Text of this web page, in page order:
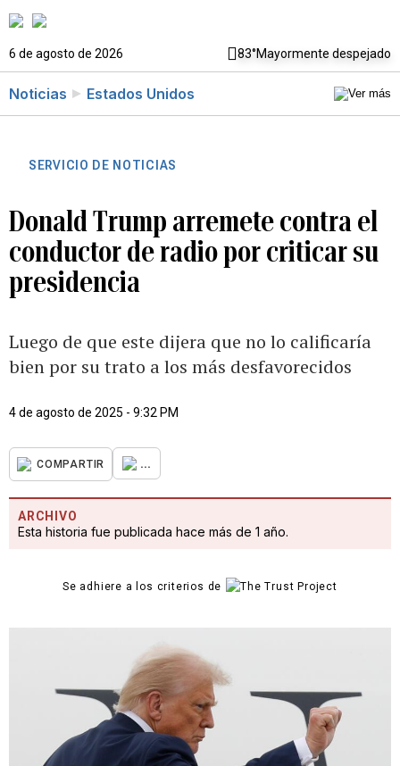
6 de agosto de 2026 83°Mayormente despejado
Noticias Estados Unidos
SERVICIO DE NOTICIAS
Donald Trump arremete contra el
conductor de radio por criticar su
presidencia
Luego de que este dijera que no lo calificaría
bien por su trato a los más desfavorecidos
4 de agosto de 2025 - 9:32 PM
COMPARTIR ...
ARCHIVO
Esta historia fue publicada hace más de 1 año.
Se adhiere a los criterios de